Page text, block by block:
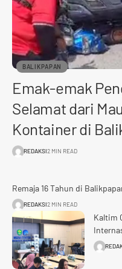
BALIKPAPAN
Emak-emak
Selamat dari
Kontainer di
REDAKSI2 MIN READ
Remaja 16 Tahun di
REDAKSI2 MIN READ
Kaltim